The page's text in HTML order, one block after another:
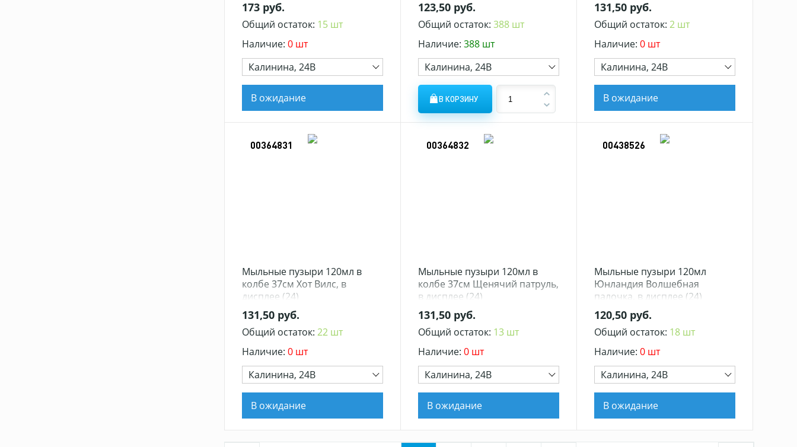
173 руб.
Общий остаток: 15 шт
Наличие: 0 шт
Калинина, 24В
В ожидание
123,50 руб.
Общий остаток: 388 шт
Наличие: 388 шт
Калинина, 24В
В КОРЗИНУ
131,50 руб.
Общий остаток: 2 шт
Наличие: 0 шт
Калинина, 24В
В ожидание
00364831
Мыльные пузыри 120мл в
колбе 37см Хот Вилс, в
дисплее (24)
131,50 руб.
Общий остаток: 22 шт
Наличие: 0 шт
Калинина, 24В
В ожидание
00364832
Мыльные пузыри 120мл в
колбе 37см Щенячий патруль,
в дисплее (24)
131,50 руб.
Общий остаток: 13 шт
Наличие: 0 шт
Калинина, 24В
В ожидание
00438526
Мыльные пузыри 120мл
Юнландия Волшебная
палочка, в дисплее (24)
120,50 руб.
Общий остаток: 18 шт
Наличие: 0 шт
Калинина, 24В
В ожидание